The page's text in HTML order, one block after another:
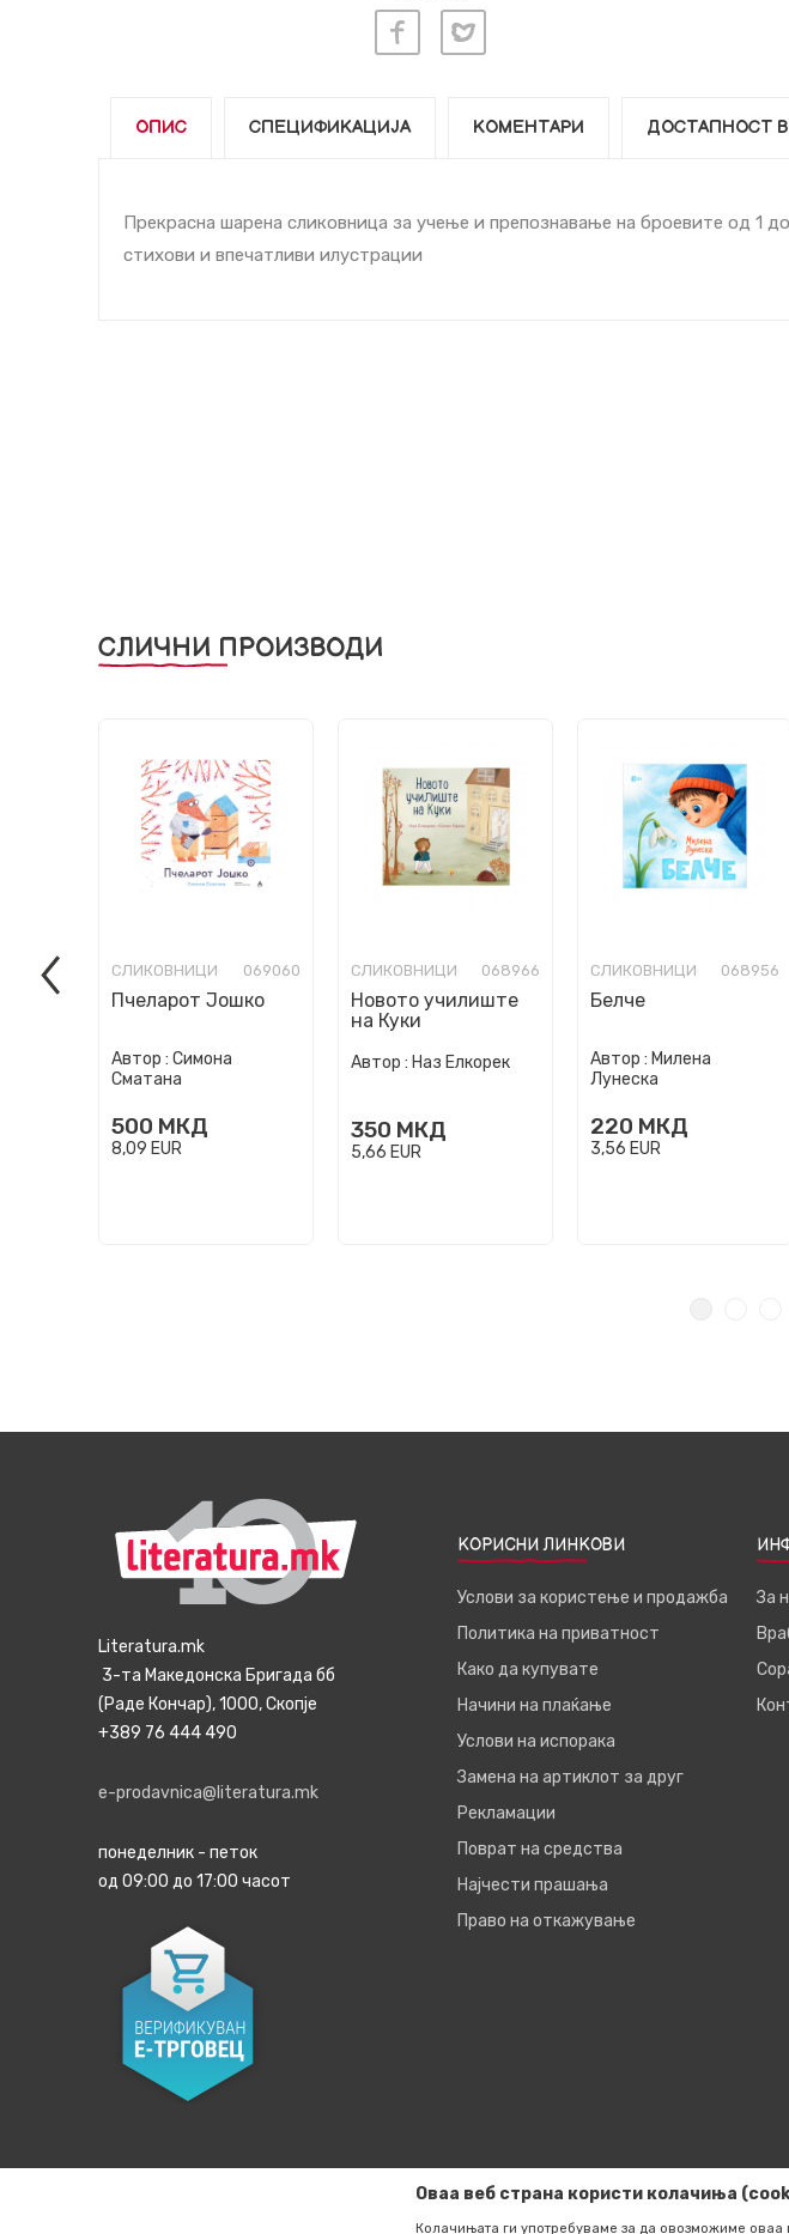
ОПИС СПЕЦИФИКАЦИЈА КОМЕНТАРИ ДОСТАПНОСТ
Прекрасна шарена сликовница за учење и препознавање на броевите од 1
стихови и впечатливи илустрации
СЛИЧНИ ПРОИЗВОДИ
СЛИКОВНИЦИ 069060
Пчеларот Јошко
Автор : Симона
Сматана
500 МКД
8,09 EUR
СЛИКОВНИЦИ 068966
Новото училиште
на Куки
Автор : Наз Елкорек
350 МКД
5,66 EUR
СЛИКОВНИЦИ 068956
Белче
Автор : Милена
Лунеска
220 МКД
3,56 EUR
Literatura.mk
3-та Македонска Бригада бб
(Раде Кончар), 1000, Скопје
+389 76 444 490
e-prodavnica@literatura.mk
понеделник - петок
од 09:00 до 17:00 часот
КОРИСНИ ЛИНКОВИ
Услови за користење и продажба
Политика на приватност
Како да купувате
Начини на плаќање
Услови на испорака
Замена на артиклот за друг
Рекламации
Поврат на средства
Најчести прашања
Право на откажување
За
Оваа веб страна користи колачиња
Колачињата ги употребуваме за да овозможиме оваа